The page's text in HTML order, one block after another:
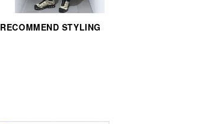
RECOMMEND STYLING